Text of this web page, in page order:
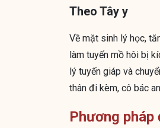
Theo Tây y
Về mặt sinh lý học,
làm tuyến mồ hôi bị
lý tuyến giáp và
thân đi kèm, cô bác
Phương